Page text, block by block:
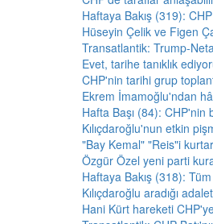
Haftaya Bakış (319):
Hüseyin Çelik ve Figen
Transatlantik: Trump-
Evet, tarihe tanıklık
CHP'nin tarihi grup
Ekrem İmamoğlu'ndan
Hafta Başı (84): CHP'nin
Kılıçdaroğlu'nun etkin
"Bay Kemal" "Reis"i
Özgür Özel yeni parti
Haftaya Bakış (318):
Kılıçdaroğlu aradığı
Hani Kürt hareketi